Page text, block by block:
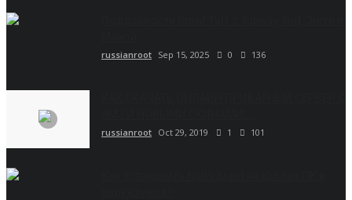
russianroot Sep 15, 2025 0 136
russianroot Oct 29, 2019 1 101